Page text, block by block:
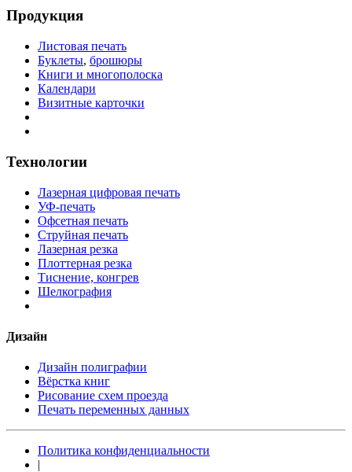
Продукция
Листовая печать
Буклеты, брошюры
Книги и многополоска
Календари
Визитные карточки
Технологии
Лазерная цифровая печать
УФ-печать
Офсетная печать
Струйная печать
Лазерная резка
Плоттерная резка
Тиснение, конгрев
Шелкография
Дизайн
Дизайн полиграфии
Вёрстка книг
Рисование схем проезда
Печать переменных данных
Политика конфиденциальности
|